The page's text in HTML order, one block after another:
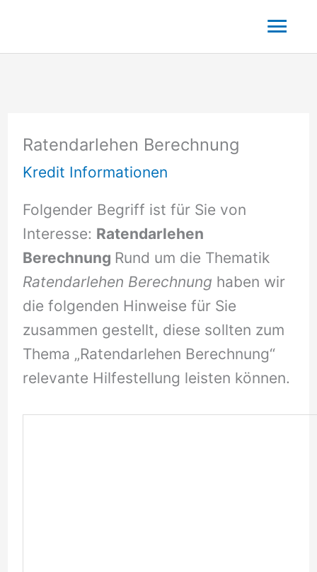
springen
Ratendarlehen Berechnung
Kredit Informationen
Folgender Begriff ist für Sie von
Interesse: Ratendarlehen
Berechnung Rund um die Thematik
Ratendarlehen Berechnung haben wir
die folgenden Hinweise für Sie
zusammen gestellt, diese sollten zum
Thema „Ratendarlehen Berechnung“
relevante Hilfestellung leisten können.